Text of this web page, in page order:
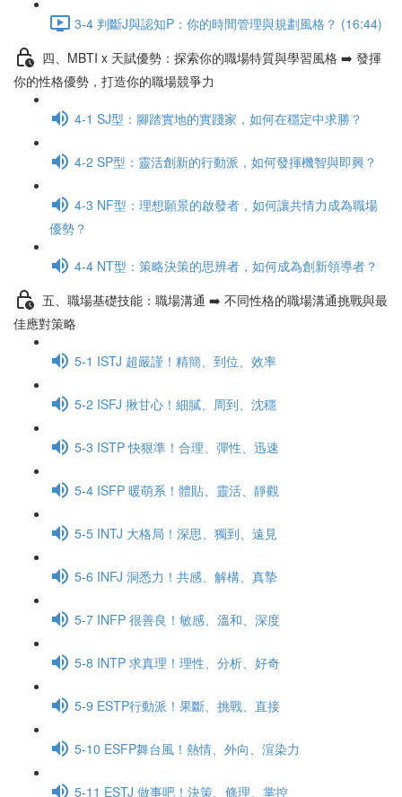
3-4 判斷J與認知P：你的時間管理與規劃風格？ (16:44)
四、MBTI x 天賦優勢：探索你的職場特質與學習風格 ➡️ 發揮
你的性格優勢，打造你的職場競爭力
4-1 SJ型：腳踏實地的實踐家，如何在穩定中求勝？
4-2 SP型：靈活創新的行動派，如何發揮機智與即興？
4-3 NF型：理想願景的啟發者，如何讓共情力成為職場
優勢？
4-4 NT型：策略決策的思辨者，如何成為創新領導者？
五、職場基礎技能：職場溝通 ➡️ 不同性格的職場溝通挑戰與最
佳應對策略
5-1 ISTJ 超嚴謹！精簡、到位、效率
5-2 ISFJ 揪甘心！細膩、周到、沈穩
5-3 ISTP 快狠準！合理、彈性、迅速
5-4 ISFP 暖萌系！體貼、靈活、靜觀
5-5 INTJ 大格局！深思、獨到、遠見
5-6 INFJ 洞悉力！共感、解構、真摯
5-7 INFP 很善良！敏感、溫和、深度
5-8 INTP 求真理！理性、分析、好奇
5-9 ESTP行動派！果斷、挑戰、直接
5-10 ESFP舞台風！熱情、外向、渲染力
5-11 ESTJ 做事吧！決策、條理、掌控